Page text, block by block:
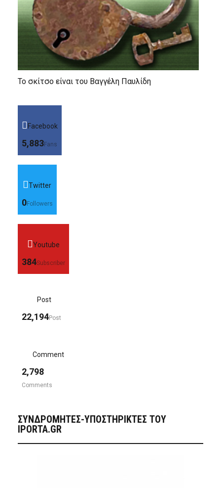
Το σκίτσο είναι του Βαγγέλη Παυλίδη
Facebook
5,883Fans
Twitter
0Followers
Youtube
384Subscriber
Post
22,194Post
Comment
2,798
Comments
ΣΥΝΔΡΟΜΗΤΈΣ-ΥΠΟΣΤΗΡΙΚΤΈΣ ΤΟΥ
IPORTA.GR